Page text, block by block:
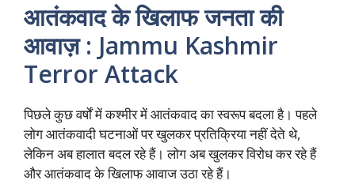
आतंकवाद के खिलाफ जनता की
आवाज़ : Jammu Kashmir
Terror Attack
पिछले कुछ वर्षों में कश्मीर में आतंकवाद का स्वरूप बदला है। पहले
लोग आतंकवादी घटनाओं पर खुलकर प्रतिक्रिया नहीं देते थे,
लेकिन अब हालात बदल रहे हैं। लोग अब खुलकर विरोध कर रहे हैं
और आतंकवाद के खिलाफ आवाज उठा रहे हैं।